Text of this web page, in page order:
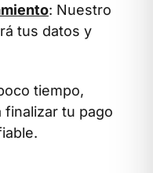
: Nuestro
tus datos y
tiempo,
finalizar tu pago